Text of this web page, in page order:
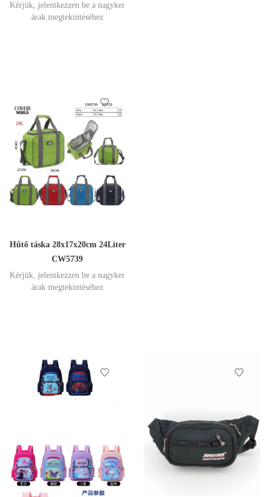
Kérjük, jelentkezzen be a nagyker
árak megtekintéséhez
Hűtő táska 28x17x20cm 24Liter
CW5739
Kérjük, jelentkezzen be a nagyker
árak megtekintéséhez